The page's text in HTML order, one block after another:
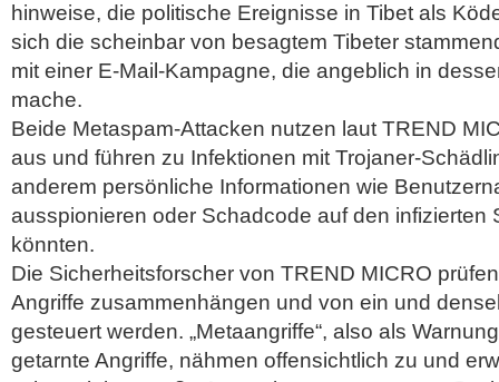
hinweise, die politische Ereignisse in Tibet als
sich die scheinbar von besagtem Tibeter
mit einer E-Mail-Kampagne, die angeblich in
mache.
Beide Metaspam-Attacken nutzen laut TREND
aus und führen zu Infektionen mit Trojaner-
anderem persönliche Informationen wie
ausspionieren oder Schadcode auf den infizierten
könnten.
Die Sicherheitsforscher von TREND MICRO
Angriffe zusammenhängen und von ein und
gesteuert werden. „Metaangriffe“, also als
getarnte Angriffe, nähmen offensichtlich zu und